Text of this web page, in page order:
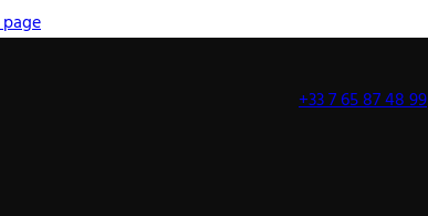
+33 7 65 87 48 99